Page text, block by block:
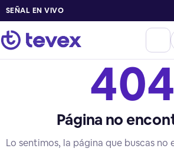
SEÑAL EN VIVO
404
Página no
Lo sentimos, la página que buscas no